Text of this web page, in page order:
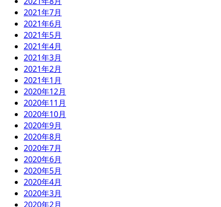
2021年7月
2021年6月
2021年5月
2021年4月
2021年3月
2021年2月
2021年1月
2020年12月
2020年11月
2020年10月
2020年9月
2020年8月
2020年7月
2020年6月
2020年5月
2020年4月
2020年3月
2020年2月